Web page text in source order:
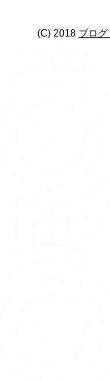
(C) 2018 ブロ